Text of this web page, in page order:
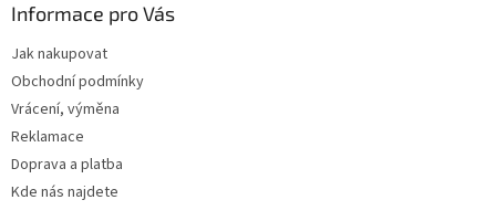
Informace pro Vás
Jak nakupovat
Obchodní podmínky
Vrácení, výměna
Reklamace
Doprava a platba
Kde nás najdete